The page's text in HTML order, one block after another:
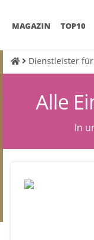
MAGAZIN (CURRENT)
TOP10
Dienstleister
Alle
In